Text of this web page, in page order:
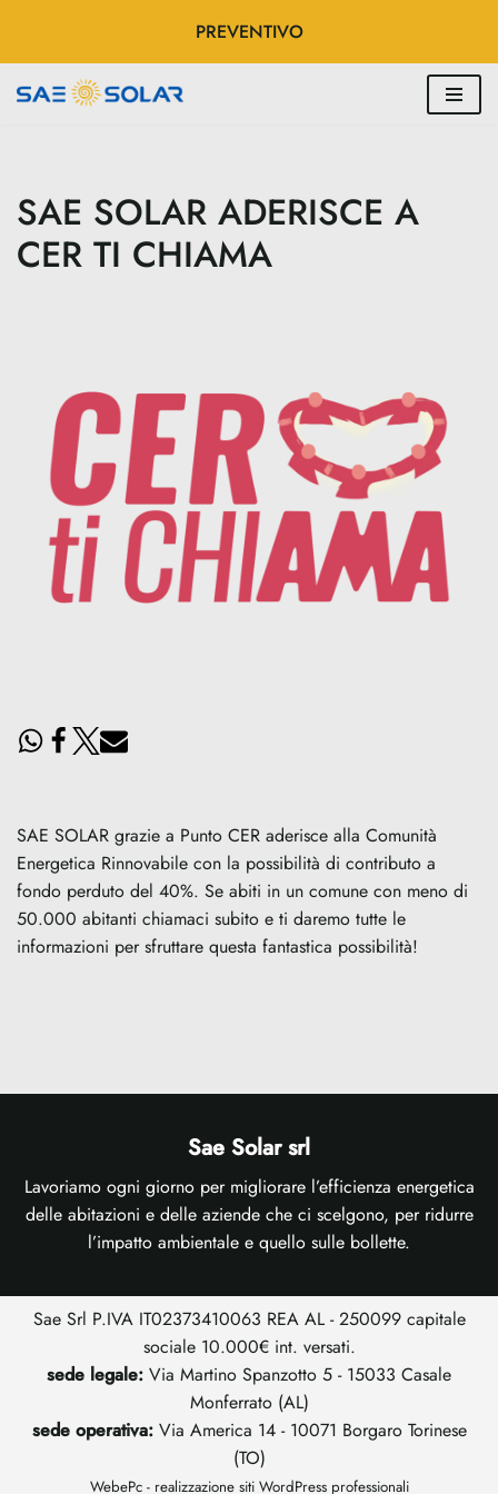
Vai
al
PREVENTIVO
SAE SOLAR ADERISCE A
CER TI CHIAMA
SAE SOLAR grazie a Punto CER aderisce alla Comunità
Energetica Rinnovabile con la possibilità di contributo a
fondo perduto del 40%. Se abiti in un comune con meno di
50.000 abitanti chiamaci subito e ti daremo tutte le
informazioni per sfruttare questa fantastica possibilità!
Sae Solar srl
Lavoriamo ogni giorno per migliorare l’efficienza energetica
delle abitazioni e delle aziende che ci scelgono, per ridurre
l’impatto ambientale e quello sulle bollette.
Sae Srl P.IVA IT02373410063 REA AL - 250099 capitale
sociale 10.000€ int. versati.
sede legale: Via Martino Spanzotto 5 - 15033 Casale
Monferrato (AL)
sede operativa:Via America 14 - 10071 Borgaro Torinese
(TO)
WebePc - realizzazione siti WordPress professionali